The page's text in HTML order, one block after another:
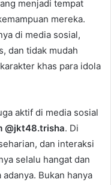
menjadi tempat
mereka.
di media sosial,
dan tidak mudah
khas para idola
aktif di media sosial
@jkt48.trisha. Di
dan interaksi
selalu hangat dan
Bukan hanya